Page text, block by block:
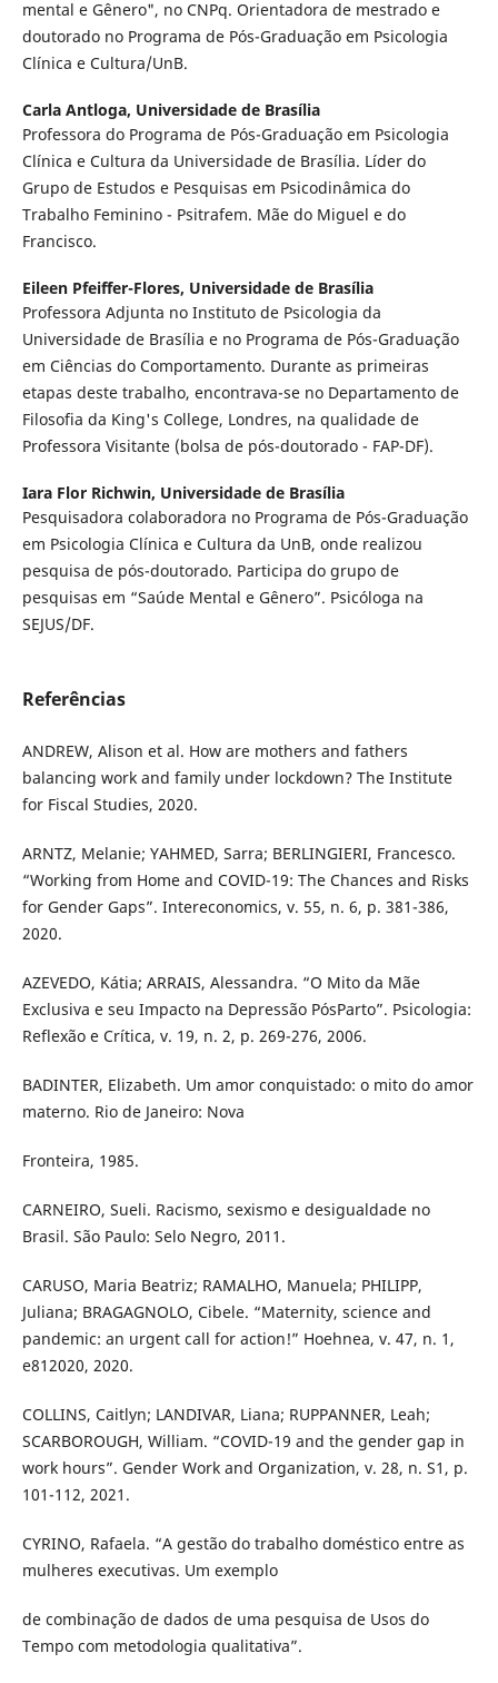
mental e Gênero", no CNPq. Orientadora de mestrado e
doutorado no Programa de Pós-Graduação em Psicologia
Clínica e Cultura/UnB.
Carla Antloga, Universidade de Brasília
Professora do Programa de Pós-Graduação em Psicologia
Clínica e Cultura da Universidade de Brasília. Líder do
Grupo de Estudos e Pesquisas em Psicodinâmica do
Trabalho Feminino - Psitrafem. Mãe do Miguel e do
Francisco.
Eileen Pfeiffer-Flores, Universidade de Brasília
Professora Adjunta no Instituto de Psicologia da
Universidade de Brasília e no Programa de Pós-Graduação
em Ciências do Comportamento. Durante as primeiras
etapas deste trabalho, encontrava-se no Departamento de
Filosofia da King's College, Londres, na qualidade de
Professora Visitante (bolsa de pós-doutorado - FAP-DF).
Iara Flor Richwin, Universidade de Brasília
Pesquisadora colaboradora no Programa de Pós-Graduação
em Psicologia Clínica e Cultura da UnB, onde realizou
pesquisa de pós-doutorado. Participa do grupo de
pesquisas em “Saúde Mental e Gênero”. Psicóloga na
SEJUS/DF.
Referências
ANDREW, Alison et al. How are mothers and fathers
balancing work and family under lockdown? The Institute
for Fiscal Studies, 2020.
ARNTZ, Melanie; YAHMED, Sarra; BERLINGIERI, Francesco.
“Working from Home and COVID-19: The Chances and Risks
for Gender Gaps”. Intereconomics, v. 55, n. 6, p. 381-386,
2020.
AZEVEDO, Kátia; ARRAIS, Alessandra. “O Mito da Mãe
Exclusiva e seu Impacto na Depressão PósParto”. Psicologia:
Reflexão e Crítica, v. 19, n. 2, p. 269-276, 2006.
BADINTER, Elizabeth. Um amor conquistado: o mito do amor
materno. Rio de Janeiro: Nova
Fronteira, 1985.
CARNEIRO, Sueli. Racismo, sexismo e desigualdade no
Brasil. São Paulo: Selo Negro, 2011.
CARUSO, Maria Beatriz; RAMALHO, Manuela; PHILIPP,
Juliana; BRAGAGNOLO, Cibele. “Maternity, science and
pandemic: an urgent call for action!” Hoehnea, v. 47, n. 1,
e812020, 2020.
COLLINS, Caitlyn; LANDIVAR, Liana; RUPPANNER, Leah;
SCARBOROUGH, William. “COVID-19 and the gender gap in
work hours”. Gender Work and Organization, v. 28, n. S1, p.
101-112, 2021.
CYRINO, Rafaela. “A gestão do trabalho doméstico entre as
mulheres executivas. Um exemplo
de combinação de dados de uma pesquisa de Usos do
Tempo com metodologia qualitativa”.